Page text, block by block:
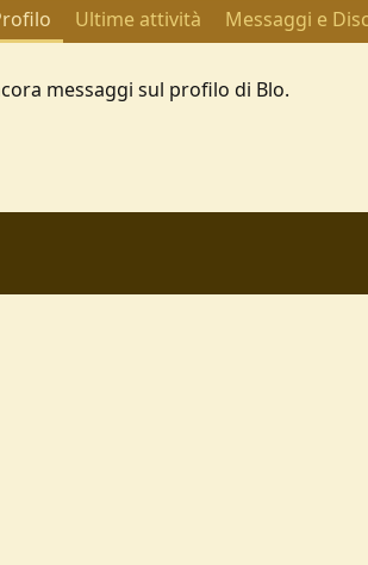
Ultime attività Messaggi e
messaggi sul profilo di Blo.